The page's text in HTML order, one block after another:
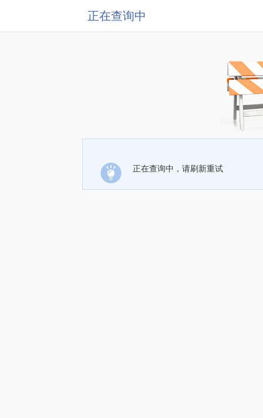
正在查询中
正在查询中，请刷新重试